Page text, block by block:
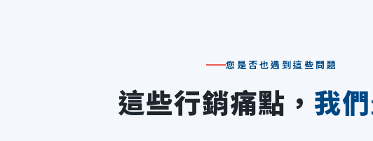
您是否也遇到這些問題
這些行銷痛點， 我